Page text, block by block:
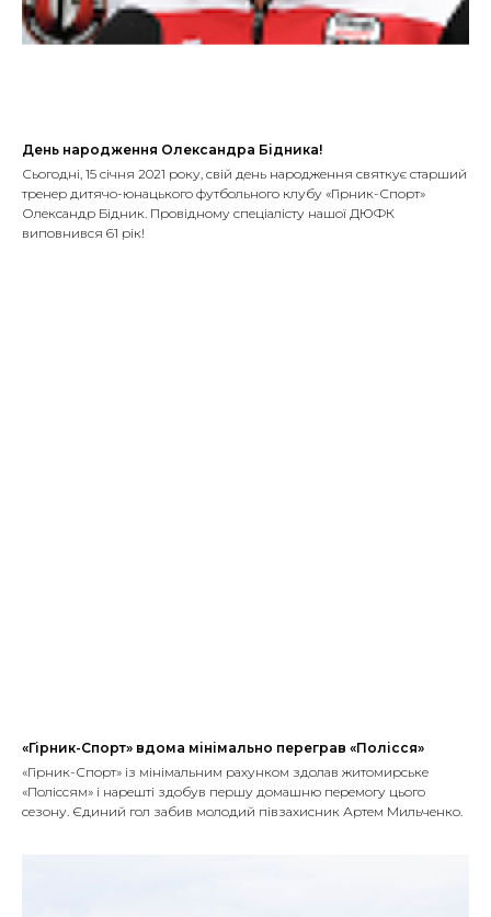
День народження Олександра Бідника!
Сьогодні, 15 січня 2021 року, свій день народження святкує старший
тренер дитячо-юнацького футбольного клубу «Гірник-Спорт»
Олександр Бідник. Провідному спеціалісту нашої ДЮФК
виповнився 61 рік!
«Гірник-Спорт» вдома мінімально переграв «Полісся»
«Гірник-Спорт» із мінімальним рахунком здолав житомирське
«Поліссям» і нарешті здобув першу домашню перемогу цього
сезону. Єдиний гол забив молодий півзахисник Артем Мильченко.